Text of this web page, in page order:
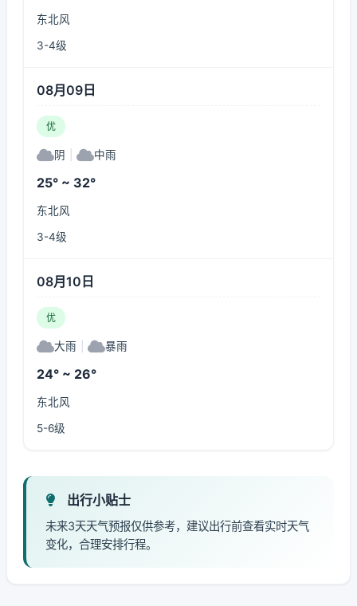
东北风
3-4级
08月09日
优
阴 中雨
25° ~ 32°
东北风
3-4级
08月10日
优
大雨 暴雨
24° ~ 26°
东北风
5-6级
出行小贴士
未来3天天气预报仅供参考，建议出行前查看实时天气
变化，合理安排行程。